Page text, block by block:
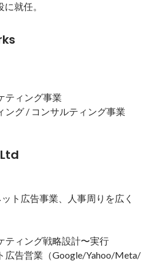
就任。
ティング事業
ング / コンサルティング事業
ト広告事業、人事周りを広く
ティング戦略設計〜実行
広告営業（Google/Yahoo/Meta/